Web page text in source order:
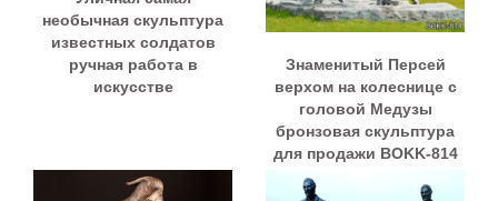
необычная скульптура
известных солдатов
ручная работа в
искусстве
Знаменитый Персей
верхом на колеснице с
головой Медузы
бронзовая скульптура
для продажи BOKK-814